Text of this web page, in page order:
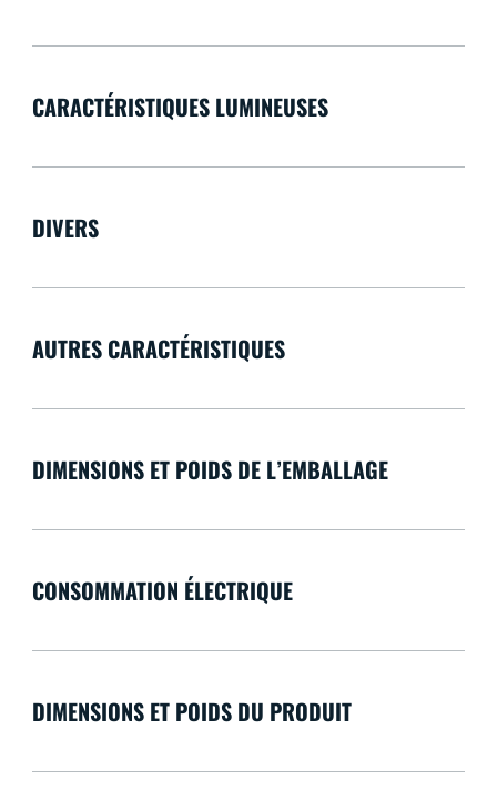
CARACTÉRISTIQUES LUMINEUSES
DIVERS
AUTRES CARACTÉRISTIQUES
DIMENSIONS ET POIDS DE L’EMBALLAGE
CONSOMMATION ÉLECTRIQUE
DIMENSIONS ET POIDS DU PRODUIT